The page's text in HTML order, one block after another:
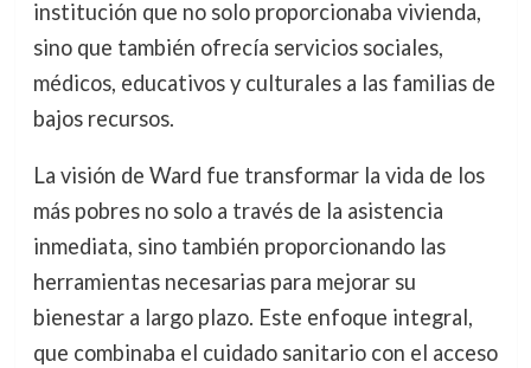
institución que no solo proporcionaba vivienda,
sino que también ofrecía servicios sociales,
médicos, educativos y culturales a las familias de
bajos recursos.
La visión de Ward fue transformar la vida de los
más pobres no solo a través de la asistencia
inmediata, sino también proporcionando las
herramientas necesarias para mejorar su
bienestar a largo plazo. Este enfoque integral,
que combinaba el cuidado sanitario con el acceso